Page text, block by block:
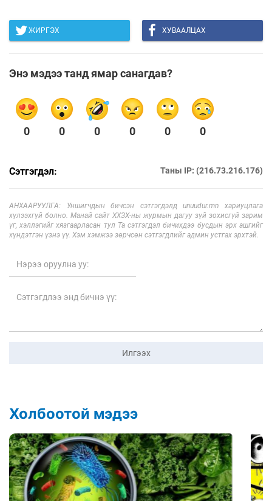
ЖИРГЭХ ХУВААЛЦАХ
Энэ мэдээ танд ямар санагдав?
0 0 0 0 0 0
Сэтгэгдэл: Таны IP: (216.73.216.176)
АНХААРУУЛГА: Уншигчдын бичсэн сэтгэгдэлд unuudur.mn хариуцлага
хүлээхгүй болно. Манай сайт ХХЗХ-ны журмын дагуу зүй зохисгүй зарим
үг, хэллэгийг хязгаарласан тул Та сэтгэгдэл бичихдээ бусдын эрх ашгийг
хүндэтгэн үзнэ үү. Хэм хэмжээ зөрчсөн сэтгэгдлийг админ устгах эрхтэй.
Илгээх
Холбоотой мэдээ